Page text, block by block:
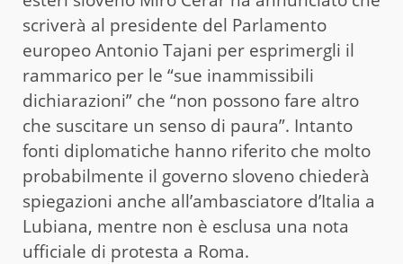
scriverà al presidente del Parlamento
europeo Antonio Tajani per esprimergli il
rammarico per le “sue inammissibili
dichiarazioni” che “non possono fare altro
che suscitare un senso di paura”. Intanto
fonti diplomatiche hanno riferito che molto
probabilmente il governo sloveno chiederà
spiegazioni anche all’ambasciatore d’Italia a
Lubiana, mentre non è esclusa una nota
ufficiale di protesta a Roma.